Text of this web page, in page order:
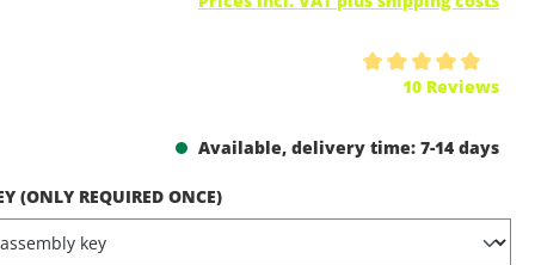
10 Reviews
Available, delivery time: 7-14 days
(ONLY REQUIRED ONCE)